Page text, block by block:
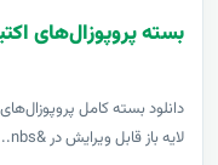
بسته پروپوزال‌های
دانلود بسته کامل
لایه باز قابل ویرایش در &nbs..